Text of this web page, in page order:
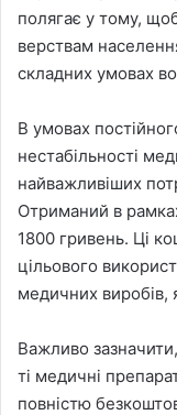
полягає у тому,
верствам
складних умовах
В умовах
нестабільності
найважливіших
Отриманий в
1800 гривень. Ці
цільового
медичних виробів,
Важливо
ті медичні
повністю